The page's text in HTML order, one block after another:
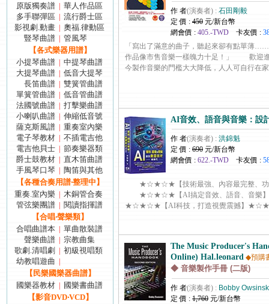
原版獨奏譜
華人作品區
多手聯彈區
流行爵士區
影視劇.動畫
奧福.律動區
豎琴曲譜
管風琴
【各式樂器用譜】
小提琴曲譜
中提琴曲譜
大提琴曲譜
低音大提琴
長笛曲譜
雙簧管曲譜
單簧管曲譜
低音管曲譜
法國號曲譜
打擊樂曲譜
小喇叭曲譜
伸縮低音號
薩克斯風譜
重奏室內樂
電子琴教材
不插電吉他
電吉他貝士
節奏樂器類
爵士鼓教材
直木笛曲譜
手風琴口琴
陶笛與其他
【各種合奏用譜‧整理中】
重奏.室內樂
木銅管合奏
管弦樂團譜
閱讀指揮譜
【合唱‧聲樂類】
合唱曲譜本
單曲散裝譜
聲樂曲譜
宗教曲集
歌劇.清唱劇
初級視唱類
幼教唱遊曲
【民樂國樂器曲譜】
國樂器教材
國樂書曲譜
【影音DVD‧VCD】
作 者(演奏者) : 石田剛毅
定 價 : 450 元/新台幣
網會價 : 405.-TWD 卡友價 :
「寫出了滿意的曲子，聽起來卻有點單
作品像市售音樂一樣魄力十足！」 歡迎進
今製作音樂的門檻大大降低，人人可自行在
AI音效、語音與音樂：設
作 者(演奏者) : 洪錦魁
定 價 : 690 元/新台幣
網會價 : 622.-TWD 卡友價 :
★☆★☆★【技術最強、內容最完整、
★☆★☆★【AI搞定音效、語音、
★☆★☆★【AI科技，打造視覺震撼】
The Music Producer's
Online) Hal.leonard ◆預購
◆ 音樂製作手冊 (二版)
作 者(演奏者) : Bobby
定 價 : 1,760 元/新台幣